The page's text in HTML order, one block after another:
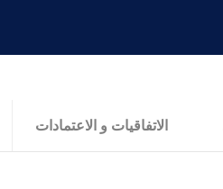
الاتفاقيات و الاعتمادات